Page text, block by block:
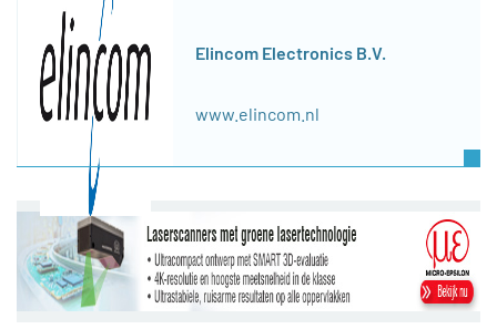
Elincom Electronics B.V.
www.elincom.nl